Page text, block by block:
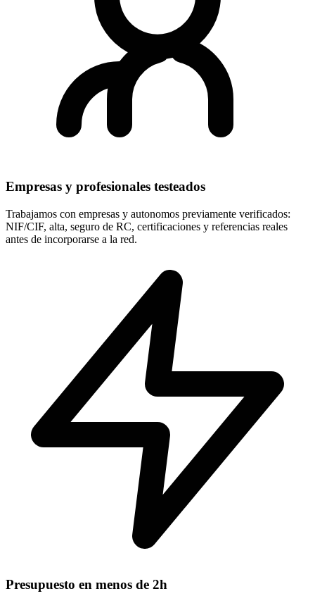
Empresas y profesionales testeados
Trabajamos con empresas y autonomos previamente verificados:
NIF/CIF, alta, seguro de RC, certificaciones y referencias reales
antes de incorporarse a la red.
Presupuesto en menos de 2h